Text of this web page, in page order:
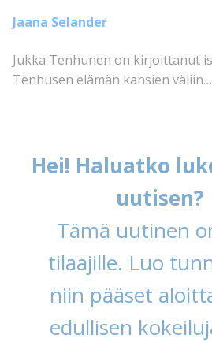
Jaana Selander
Jukka Tenhunen on kirjoittanut
Tenhusen elämän kansien väliin…
Hei! Haluatko
uutisen?
Tämä uutinen
tilaajille. Luo
niin pääset
edullisen